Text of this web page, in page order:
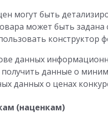
могут быть
может быть задана
конструктор
данных
данные о
данных о ценах
(наценкам)